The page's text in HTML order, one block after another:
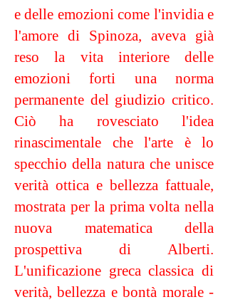
e delle emozioni come l'invidia e
l'amore di Spinoza, aveva già
reso la vita interiore delle
emozioni forti una norma
permanente del giudizio critico.
Ciò ha rovesciato l'idea
rinascimentale che l'arte è lo
specchio della natura che unisce
verità ottica e bellezza fattuale,
mostrata per la prima volta nella
nuova matematica della
prospettiva di Alberti.
L'unificazione greca classica di
verità, bellezza e bontà morale -